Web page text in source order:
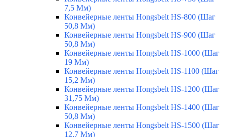
7,5 Мм)
Конвейерные ленты Hongsbelt HS-800 (Шаг
50,8 Мм)
Конвейерные ленты Hongsbelt HS-900 (Шаг
50,8 Мм)
Конвейерные ленты Hongsbelt HS-1000 (Шаг
19 Мм)
Конвейерные ленты Hongsbelt HS-1100 (Шаг
15,2 Мм)
Конвейерные ленты Hongsbelt HS-1200 (Шаг
31,75 Мм)
Конвейерные ленты Hongsbelt HS-1400 (Шаг
50,8 Мм)
Конвейерные ленты Hongsbelt HS-1500 (Шаг
12,7 Мм)